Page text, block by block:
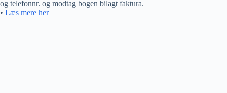
og telefonnr. og modtag bogen bilagt faktura.
• Læs mere her